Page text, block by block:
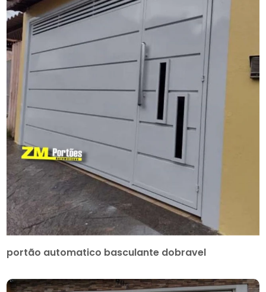
portão automatico basculante dobravel